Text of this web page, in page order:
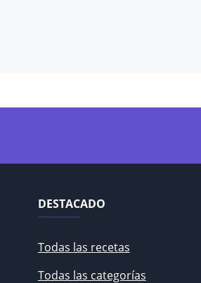
DESTACADO
Todas las recetas
Todas las categorías